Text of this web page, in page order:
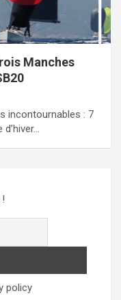
Manches
incontournables : 7
policy